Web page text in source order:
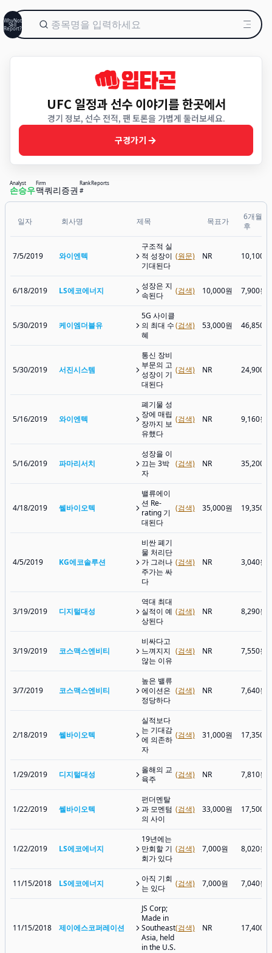
WhyNot
Sell
Report?
UFC 일정과 선수 이야기를 한곳에서
경기 정보, 선수 전적, 팬 토론을 가볍게 둘러보세요.
구경가기
Analyst
손승우
Firm
맥쿼리증권
Rank
#
Reports
일자 회사명 제목 목표가
6개월
후
7/5/2019 와이엔텍
구조적 실
적 성장이
기대된다
(원문) NR 10,100원
6/18/2019 LS에코에너지
성장은 지
속된다
(검색) 10,000원 7,900원
5/30/2019 케이엠더블유
5G 사이클
의 최대 수
혜
(검색) 53,000원 46,850원
5/30/2019 서진시스템
통신 장비
부문의 고
성장이 기
대된다
(검색) NR 24,900원
5/16/2019 와이엔텍
폐기물 성
장에 매립
장까지 보
유했다
(검색) NR 9,160원
5/16/2019 파마리서치
성장을 이
끄는 3박
자
(검색) NR 35,200원
4/18/2019 쎌바이오텍
밸류에이
션 Re-
rating 기
대된다
(검색) 35,000원 19,350원
4/5/2019 KG에코솔루션
비싼 폐기
물 처리단
가 그러나
주가는 싸
다
(검색) NR 3,040원
3/19/2019 디지털대성
역대 최대
실적이 예
상된다
(검색) NR 8,290원
3/19/2019 코스맥스엔비티
비싸다고
느껴지지
않는 이유
(검색) NR 7,550원
3/7/2019 코스맥스엔비티
높은 밸류
에이션은
정당하다
(검색) NR 7,640원
2/18/2019 쎌바이오텍
실적보다
는 기대감
에 의존하
자
(검색) 31,000원 17,350원
1/29/2019 디지털대성
올해의 교
육주
(검색) NR 7,810원
1/22/2019 쎌바이오텍
펀더멘탈
과 모멘텀
의 사이
(검색) 33,000원 17,500원
1/22/2019 LS에코에너지
19년에는
만회할 기
회가 있다
(검색) 7,000원 8,020원
11/15/2018 LS에코에너지
아직 기회
는 있다
(검색) 7,000원 7,040원
11/15/2018 제이에스코퍼레이션
JS Corp;
Made in
Southeast
Asia, held
in the U.S.
(검색) NR 17,400원